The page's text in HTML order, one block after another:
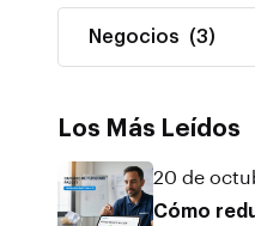
Los Más Leídos
20 de
Cómo